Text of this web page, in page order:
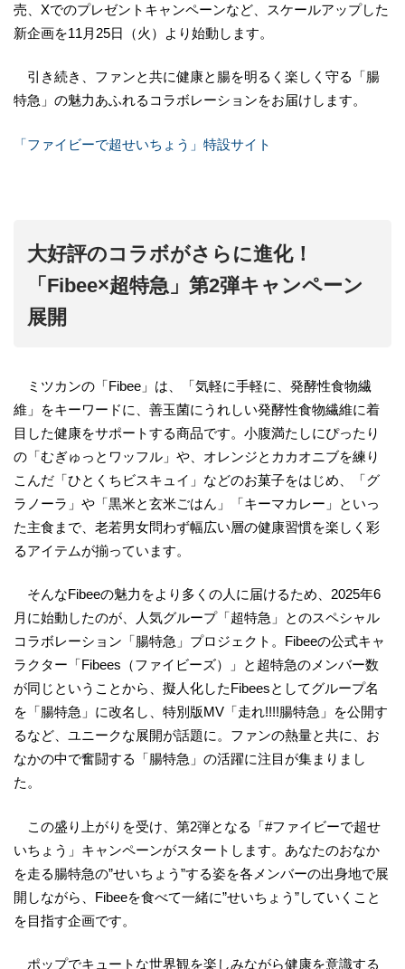
売、Xでのプレゼントキャンペーンなど、スケールアップした
新企画を11月25日（火）より始動します。
引き続き、ファンと共に健康と腸を明るく楽しく守る「腸
特急」の魅力あふれるコラボレーションをお届けします。
「ファイビーで超せいちょう」特設サイト
大好評のコラボがさらに進化！
「Fibee×超特急」第2弾キャンペーン
展開
ミツカンの「Fibee」は、「気軽に手軽に、発酵性食物繊
維」をキーワードに、善玉菌にうれしい発酵性食物繊維に着
目した健康をサポートする商品です。小腹満たしにぴったり
の「むぎゅっとワッフル」や、オレンジとカカオニブを練り
こんだ「ひとくちビスキュイ」などのお菓子をはじめ、「グ
ラノーラ」や「黒米と玄米ごはん」「キーマカレー」といっ
た主食まで、老若男女問わず幅広い層の健康習慣を楽しく彩
るアイテムが揃っています。
そんなFibeeの魅力をより多くの人に届けるため、2025年6
月に始動したのが、人気グループ「超特急」とのスペシャル
コラボレーション「腸特急」プロジェクト。Fibeeの公式キャ
ラクター「Fibees（ファイビーズ）」と超特急のメンバー数
が同じということから、擬人化したFibeesとしてグループ名
を「腸特急」に改名し、特別版MV「走れ!!!!腸特急」を公開す
るなど、ユニークな展開が話題に。ファンの熱量と共に、お
なかの中で奮闘する「腸特急」の活躍に注目が集まりまし
た。
この盛り上がりを受け、第2弾となる「#ファイビーで超せ
いちょう」キャンペーンがスタートします。あなたのおなか
を走る腸特急の”せいちょう”する姿を各メンバーの出身地で展
開しながら、Fibeeを食べて一緒に”せいちょう”していくこと
を目指す企画です。
ポップでキュートな世界観を楽しみながら健康を意識する